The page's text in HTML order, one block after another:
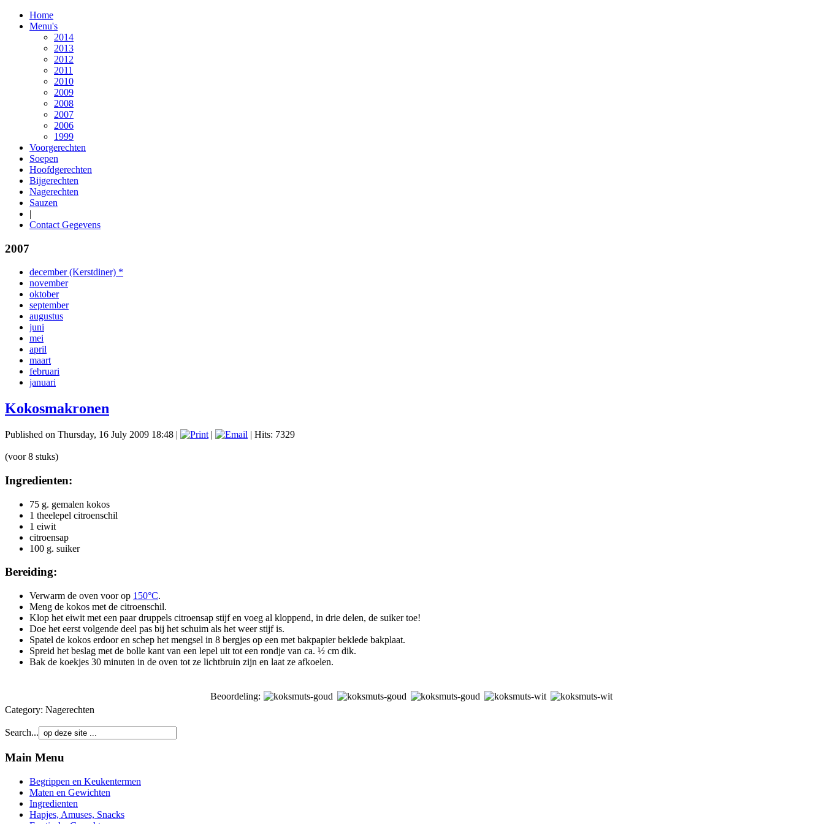
Home
Menu's
2014
2013
2012
2011
2010
2009
2008
2007
2006
1999
Voorgerechten
Soepen
Hoofdgerechten
Bijgerechten
Nagerechten
Sauzen
|
Contact Gegevens
2007
december (Kerstdiner) *
november
oktober
september
augustus
juni
mei
april
maart
februari
januari
Kokosmakronen
Published on Thursday, 16 July 2009 18:48 | | | Hits: 7329
(voor 8 stuks)
Ingredienten:
75 g. gemalen kokos
1 theelepel citroenschil
1 eiwit
citroensap
100 g. suiker
Bereiding:
Verwarm de oven voor op 150°C.
Meng de kokos met de citroenschil.
Klop het eiwit met een paar druppels citroensap stijf en voeg al kloppend, in drie delen, de suiker toe!
Doe het eerst volgende deel pas bij het schuim als het weer stijf is.
Spatel de kokos erdoor en schep het mengsel in 8 bergjes op een met bakpapier beklede bakplaat.
Spreid het beslag met de bolle kant van een lepel uit tot een rondje van ca. ½ cm dik.
Bak de koekjes 30 minuten in de oven tot ze lichtbruin zijn en laat ze afkoelen.
Beoordeling:
Category: Nagerechten
Search...
Main Menu
Begrippen en Keukentermen
Maten en Gewichten
Ingredienten
Hapjes, Amuses, Snacks